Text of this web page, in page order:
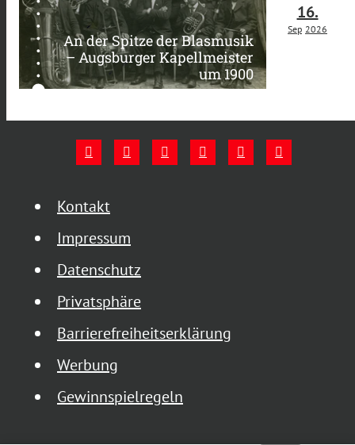
An der Spitze der Blasmusik
– Augsburger Kapellmeister
um 1900
16.
Sep 2026
Kontakt
Impressum
Datenschutz
Privatsphäre
Barrierefreiheitserklärung
Werbung
Gewinnspielregeln